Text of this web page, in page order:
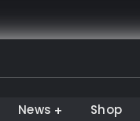
News Shop